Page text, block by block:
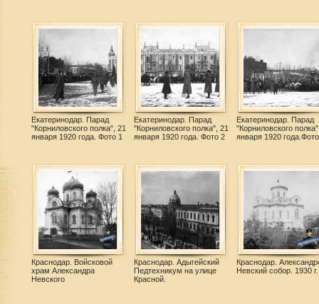
Екатеринодар. Парад
"Корниловского полка", 21
января 1920 года. Фото 1
Екатеринодар. Парад
"Корниловского полка", 21
января 1920 года. Фото 2
Екатеринодар. Парад
"Корниловского
января 1920
Краснодар. Войсковой
храм Александра
Невского
Краснодар. Адыгейский
Педтехникум на улице
Красной.
Краснодар.
Невский собор. 1930 г.